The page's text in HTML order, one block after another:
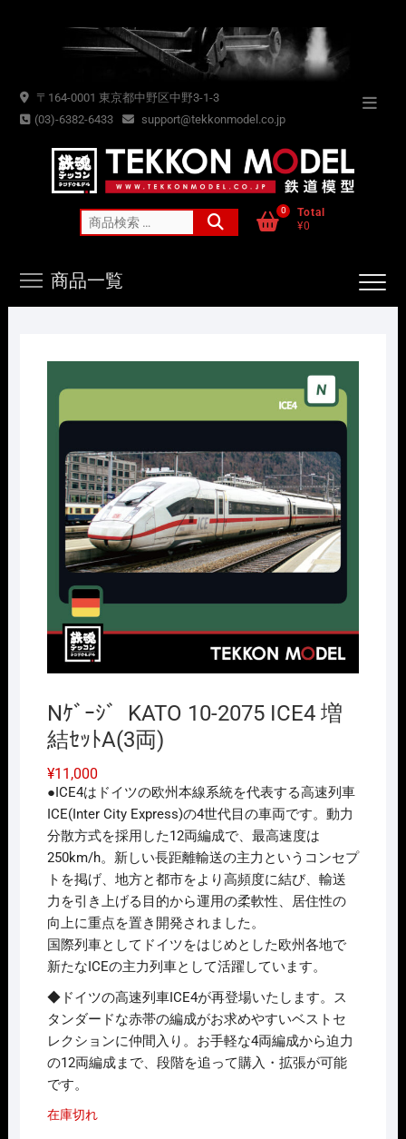
〒164-0001 東京都中野区中野3-1-3
(03)-6382-6433
support@tekkonmodel.co.jp
索
0
Total
¥0
商品一覧
Nｹﾞｰｼﾞ KATO 10-2075 ICE4 増
結ｾｯﾄA(3両)
¥11,000
●ICE4はドイツの欧州本線系統を代表する高速列車
ICE(Inter City Express)の4世代目の車両です。動力
分散方式を採用した12両編成で、最高速度は
250km/h。新しい長距離輸送の主力というコンセプ
トを掲げ、地方と都市をより高頻度に結び、輸送
力を引き上げる目的から運用の柔軟性、居住性の
向上に重点を置き開発されました。
国際列車としてドイツをはじめとした欧州各地で
新たなICEの主力列車として活躍しています。
◆ドイツの高速列車ICE4が再登場いたします。ス
タンダードな赤帯の編成がお求めやすいベストセ
レクションに仲間入り。お手軽な4両編成から迫力
の12両編成まで、段階を追って購入・拡張が可能
です。
在庫切れ